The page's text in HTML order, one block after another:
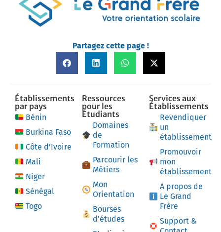
Partagez cette page !
Établissements
par pays
Bénin
Burkina Faso
Côte d’Ivoire
Mali
Niger
Sénégal
Togo
Ressources
pour les
Étudiants
Domaines
de
Formation
Parcourir les
Métiers
Mon
Orientation
Bourses
d’études
Services aux
Établissements
Revendiquer
un
établissement
Promouvoir
mon
établissement
A propos de
Le Grand
Frère
Support &